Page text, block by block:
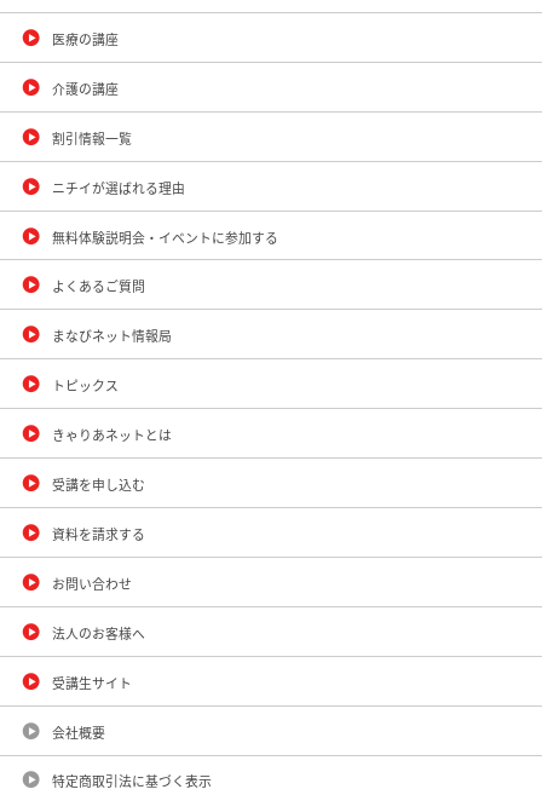
医療の講座
介護の講座
割引情報一覧
ニチイが選ばれる理由
無料体験説明会・イベントに参加する
よくあるご質問
まなびネット情報局
トピックス
きゃりあネットとは
受講を申し込む
資料を請求する
お問い合わせ
法人のお客様へ
受講生サイト
会社概要
特定商取引法に基づく表示